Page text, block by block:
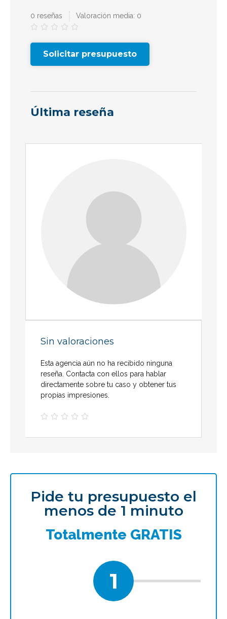
0 reseñas Valoración media: 0
    
Solicitar presupuesto
Última reseña
Sin valoraciones
Esta agencia aún no ha recibido ninguna
reseña. Contacta con ellos para hablar
directamente sobre tu caso y obtener tus
propias impresiones.
    
Pide tu presupuesto el
menos de 1 minuto
Totalmente GRATIS
1